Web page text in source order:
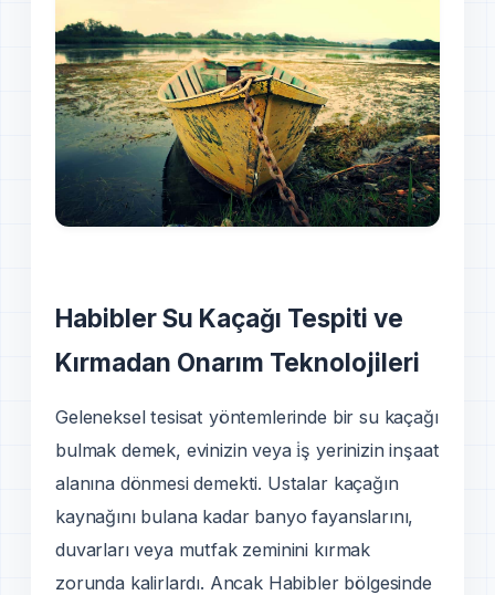
Habibler Su Kaçağı Tespiti ve
Kırmadan Onarım Teknolojileri
Geleneksel tesisat yöntemlerinde bir su kaçağı
bulmak demek, evinizin veya i̇ş yerinizin inşaat
alanına dönmesi demekti. Ustalar kaçağın
kaynağını bulana kadar banyo fayanslarını,
duvarları veya mutfak zeminini kırmak
zorunda kalirlardı. Ancak Habibler bölgesinde